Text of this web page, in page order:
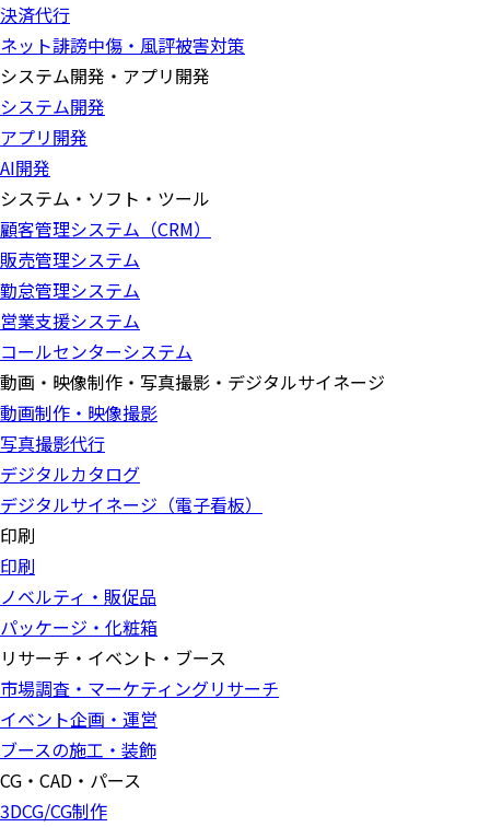
決済代行
ネット誹謗中傷・風評被害対策
システム開発・アプリ開発
システム開発
アプリ開発
AI開発
システム・ソフト・ツール
顧客管理システム（CRM）
販売管理システム
勤怠管理システム
営業支援システム
コールセンターシステム
動画・映像制作・写真撮影・デジタルサイネージ
動画制作・映像撮影
写真撮影代行
デジタルカタログ
デジタルサイネージ（電子看板）
印刷
印刷
ノベルティ・販促品
パッケージ・化粧箱
リサーチ・イベント・ブース
市場調査・マーケティングリサーチ
イベント企画・運営
ブースの施工・装飾
CG・CAD・パース
3DCG/CG制作